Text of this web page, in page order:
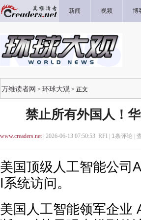
新闻 视频 博
万维读者网 > 环球大观 > 正文
禁止所有外国人！
www.creaders.net| 2026-06-13 07:50:53 RFI | 1条评论 |
美国顶级人工智能公司
I系统访问。
美国人工智能领军企业